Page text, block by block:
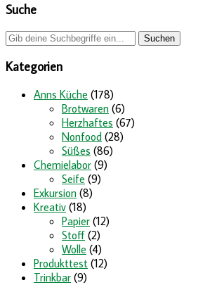
Suche
Kategorien
Anns Küche (178)
Brotwaren (6)
Herzhaftes (67)
Nonfood (28)
Süßes (86)
Chemielabor (9)
Seife (9)
Exkursion (8)
Kreativ (18)
Papier (12)
Stoff (2)
Wolle (4)
Produkttest (12)
Trinkbar (9)